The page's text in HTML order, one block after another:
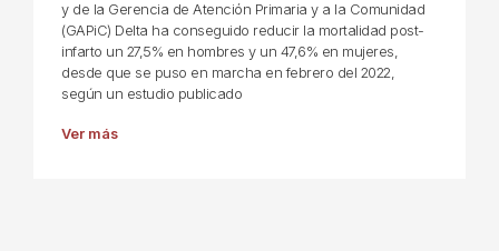
y de la Gerencia de Atención Primaria y a la Comunidad
(GAPiC) Delta ha conseguido reducir la mortalidad post-
infarto un 27,5% en hombres y un 47,6% en mujeres,
desde que se puso en marcha en febrero del 2022,
según un estudio publicado
Ver más